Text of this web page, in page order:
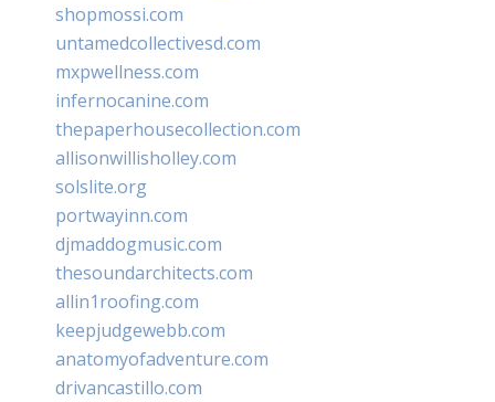
shopmossi.com
untamedcollectivesd.com
mxpwellness.com
infernocanine.com
thepaperhousecollection.com
allisonwillisholley.com
solslite.org
portwayinn.com
djmaddogmusic.com
thesoundarchitects.com
allin1roofing.com
keepjudgewebb.com
anatomyofadventure.com
drivancastillo.com